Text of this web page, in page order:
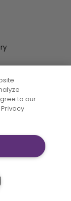
znakami
to our